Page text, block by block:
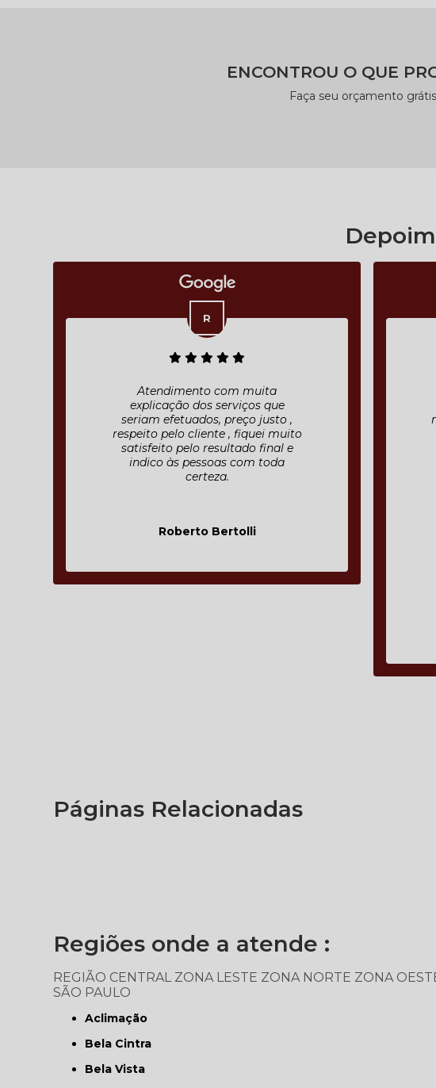
ENCONTROU O QUE
Faça seu orçamento
Só tenho elogios, atendimento
perfeito e humanizado, foram
muito atenciosos, vieram diversas
vezes no escritório medir e
apresentar o material até
batermos o martelo. tudo ficou
pronto no prazo, mas
tudo em perfeitas condições,
atendimento perfeito, os móveis
Páginas Relacionadas
Regiões onde a atende :
REGIÃO CENTRAL ZONA LESTE ZONA NORTE ZONA
SÃO PAULO
Aclimação
Bela Cintra
Bela Vista